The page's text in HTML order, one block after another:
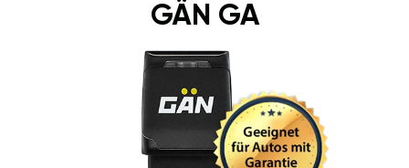
GÄN GA